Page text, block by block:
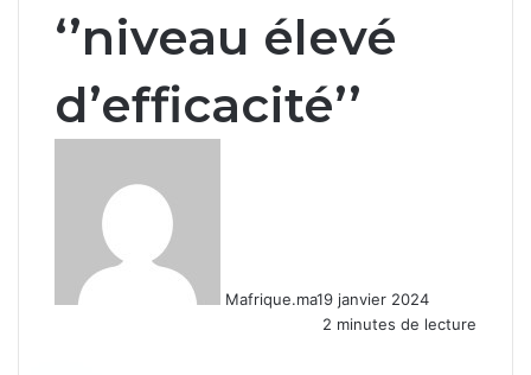
‘’niveau élevé
d’efficacité’’
Mafrique.ma19 janvier 2024
2 minutes de lecture